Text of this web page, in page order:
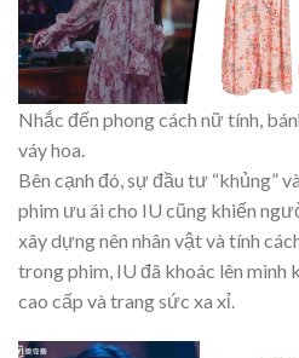
Nhắc đến phong cách nữ tính,
váy hoa.
Bên cạnh đó, sự đầu tư “khủng”
phim ưu ái cho IU cũng khiến
xây dựng nên nhân vật và tính
trong phim, IU đã khoác lên mình
cao cấp và trang sức xa xỉ.